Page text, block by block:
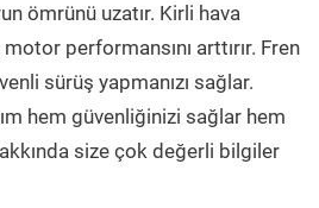
ömrünü uzatır. Kirli hava
performansını arttırır. Fren
sürüş yapmanızı sağlar.
hem güvenliğinizi sağlar hem
size çok değerli bilgiler